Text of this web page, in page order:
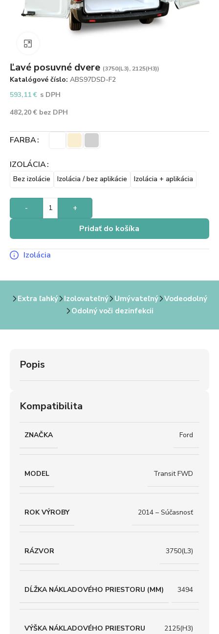
Ľavé posuvné dvere (3750(L3), 2125(H3))
Katalógové číslo: ABS97DSD-F2
593,11€ s DPH
482,20€ bez DPH
FARBA
IZOLÁCIA
Bez izolácie Izolácia / bez aplikácie Izolácia + aplikácia
- +
Pridať do košíka
Izolácia
Extra ľahký Izolovateľný Umývateľný
Vodeodolný
Odolný voči dezinfekcii
Popis
Kompatibilita
ZNAČKA Ford
MODEL Transit FWD
ROK VÝROBY 2014 – Súčasnosť
RÁZVOR 3750(L3)
DĹŽKA NÁKLADOVÉHO PRIESTORU (MM) 3494
VÝŠKA NÁKLADOVÉHO PRIESTORU 2125(H3)